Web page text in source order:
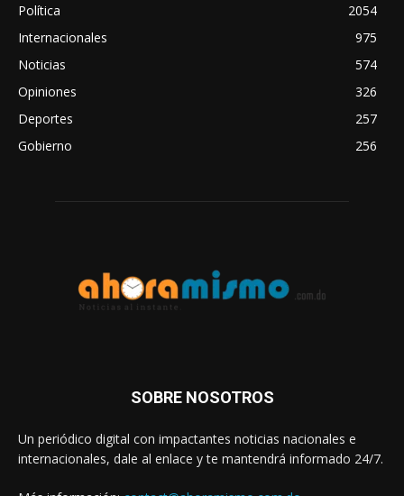
Política
2054
Internacionales
975
Noticias
574
Opiniones
326
Deportes
257
Gobierno
256
SOBRE NOSOTROS
Un periódico digital con impactantes noticias nacionales e
internacionales, dale al enlace y te mantendrá informado 24/7.